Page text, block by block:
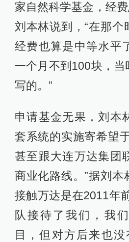
家自然科学基金，经费
刘本林说到，“在那个
经费也算是中等水平
一个月不到100块，
写的。”
申请基金无果，刘本
套系统的实施寄希望
甚至跟大连万达集团
商业化路线。”据刘本
接触万达是在2011年
队接待了我们，我
目，但对方后来也没